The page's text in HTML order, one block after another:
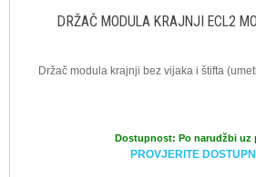
DRŽAČ MODULA KRAJNJI ECL2
Držač modula krajnji bez vijaka i štifta
Dostupnost: Po narudžbi uz
PROVJERITE